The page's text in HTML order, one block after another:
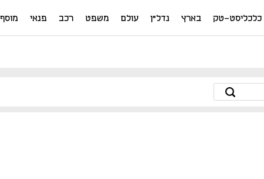
כלכליסט-טק בארץ נדל"ן עולם משפט רכב פנאי מוסף